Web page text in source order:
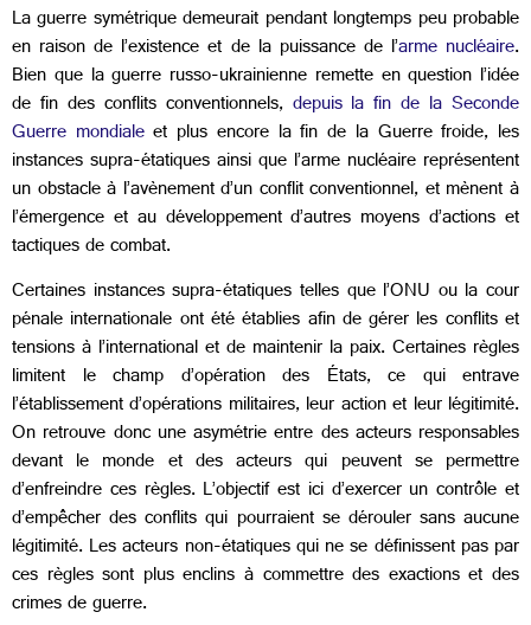
La guerre symétrique demeurait pendant longtemps peu probable
en raison de l’existence et de la puissance de l’arme nucléaire.
Bien que la guerre russo-ukrainienne remette en question l’idée
de fin des conflits conventionnels, depuis la fin de la Seconde
Guerre mondialeet plus encore la fin de la Guerre froide, les
instances supra-étatiques ainsi que l’arme nucléaire représentent
un obstacle à l’avènement d’un conflit conventionnel, et mènent à
l’émergence et au développement d’autres moyens d’actions et
tactiques de combat.
Certaines instances supra-étatiques telles que l’ONU ou la cour
pénale internationale ont été établies afin de gérer les conflits et
tensions à l’international et de maintenir la paix. Certaines règles
limitent le champ d’opération des États, ce qui entrave
l’établissement d’opérations militaires, leur action et leur légitimité.
On retrouve donc une asymétrie entre des acteurs responsables
devant le monde et des acteurs qui peuvent se permettre
d’enfreindre ces règles. L’objectif est ici d’exercer un contrôle et
d’empêcher des conflits qui pourraient se dérouler sans aucune
légitimité. Les acteurs non-étatiques qui ne se définissent pas par
ces règles sont plus enclins à commettre des exactions et des
crimes de guerre.